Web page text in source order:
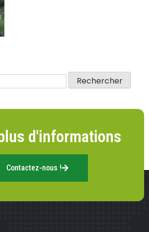
d'informations
Contactez-nous !